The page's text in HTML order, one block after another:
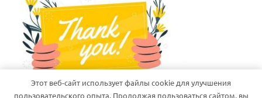
Этот веб-сайт использует файлы cookie для улучшения
пользовательского опыта. Продолжая пользоваться сайтом, вы